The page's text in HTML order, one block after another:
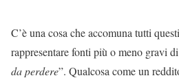
C’è una cosa che accomuna tutti
rappresentare fonti più o meno gravi
da perdere”. Qualcosa come un